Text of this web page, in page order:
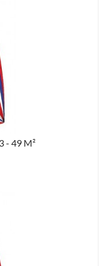
- 49 M²